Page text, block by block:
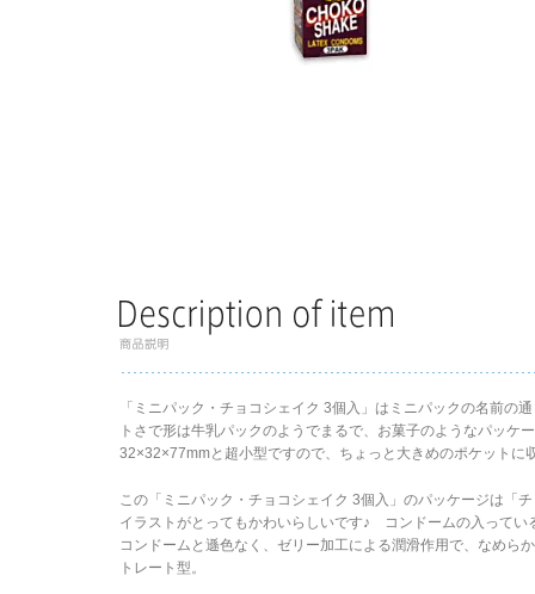
「ミニパック・チョコシェイク 3個入」はミニパックの名前の
トさで形は牛乳パックのようでまるで、お菓子のようなパッ
32×32×77mmと超小型ですので、ちょっと大きめのポケットに
この「ミニパック・チョコシェイク 3個入」のパッケージは「
イラストがとってもかわいらしいです♪ コンドームの入って
コンドームと遜色なく、ゼリー加工による潤滑作用で、なめら
トレート型。